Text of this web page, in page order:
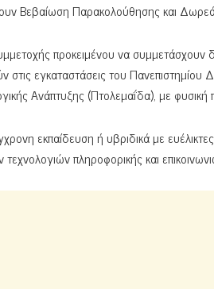
Βεβαίωση Παρακολούθησης και
προκειμένου να συμμετάσχουν
εγκαταστάσεις του Πανεπιστημίου
Ανάπτυξης (Πτολεμαΐδα), με φυσική
εκπαίδευση ή υβριδικά με
πληροφορικής και